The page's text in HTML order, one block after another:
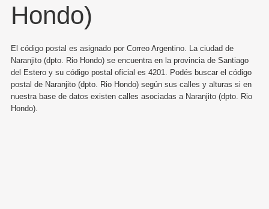
Hondo)
El código postal es asignado por Correo Argentino. La ciudad de
Naranjito (dpto. Rio Hondo) se encuentra en la provincia de Santiago
del Estero y su código postal oficial es 4201. Podés buscar el código
postal de Naranjito (dpto. Rio Hondo) según sus calles y alturas si en
nuestra base de datos existen calles asociadas a Naranjito (dpto. Rio
Hondo).